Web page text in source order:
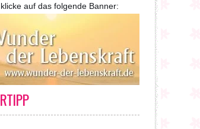
auf das folgende Banner: